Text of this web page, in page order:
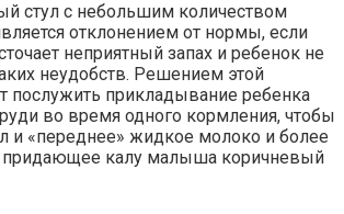
стул с небольшим количеством
отклонением от нормы, если
неприятный запах и ребенок не
неудобств. Решением этой
прикладывание ребенка
во время одного кормления, чтобы
и «переднее» жидкое молоко и более
придающее калу малыша коричневый